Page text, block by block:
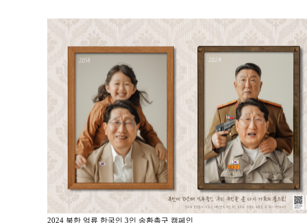
2024 북한 억류 한국인 3인 송환촉구 캠페인